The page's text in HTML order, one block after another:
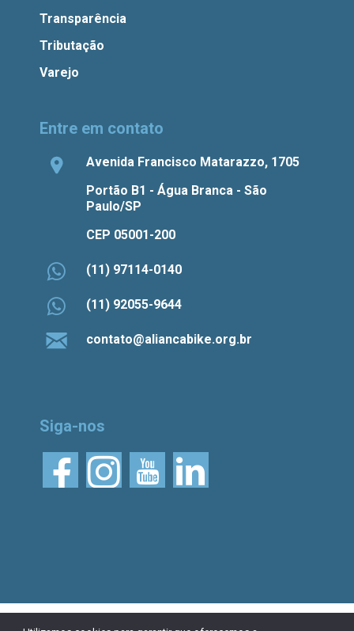
Transparência
Tributação
Varejo
Entre em contato
Avenida Francisco Matarazzo, 1705
Portão B1 - Água Branca - São
Paulo/SP
CEP 05001-200
(11) 97114-0140
(11) 92055-9644
contato@aliancabike.org.br
Siga-nos